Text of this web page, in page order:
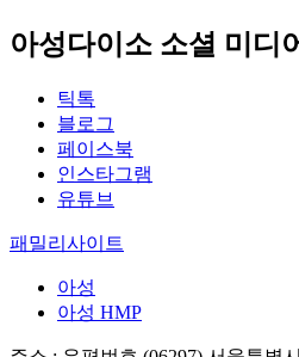
아성다이소 소셜 미디
틱톡
블로그
페이스북
인스타그램
유튜브
패밀리사이트
아성
아성 HMP